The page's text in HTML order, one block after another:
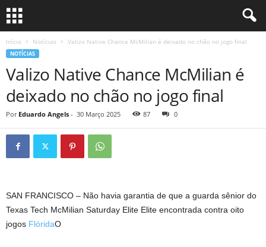
Início Notícias Valizo Native Chance McMilian é deixado no chão no jogo final
NOTÍCIAS
Valizo Native Chance McMilian é
deixado no chão no jogo final
Por Eduardo Angels - 30 Março 2025 87 0
SAN FRANCISCO – Não havia garantia de que a guarda sênior do
Texas Tech McMilian Saturday Elite Elite encontrada contra oito
jogos FlóridaO